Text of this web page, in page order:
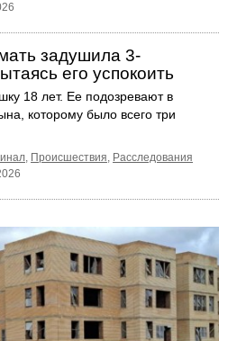
задушила 3-
его успокоить
18 лет. Ее подозревают в
которому было всего три
, Происшествия, Расследования